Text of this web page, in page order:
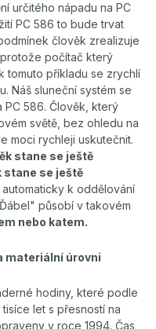
určitého nápadu na PC
PC 586 to bude trvat
člověk zrealizuje
počítač který
tomuto příkladu se zrychlí
Náš sluneční systém se
PC 586. Člověk, který
světě, bez ohledu na
moci rychleji uskutečnit.
stane se ještě
stane se ještě
k oddělování
působí v takovém
nebo katem.
materiální úrovni
hodiny, které podle
let s přesností na
v roce 1994. Čas